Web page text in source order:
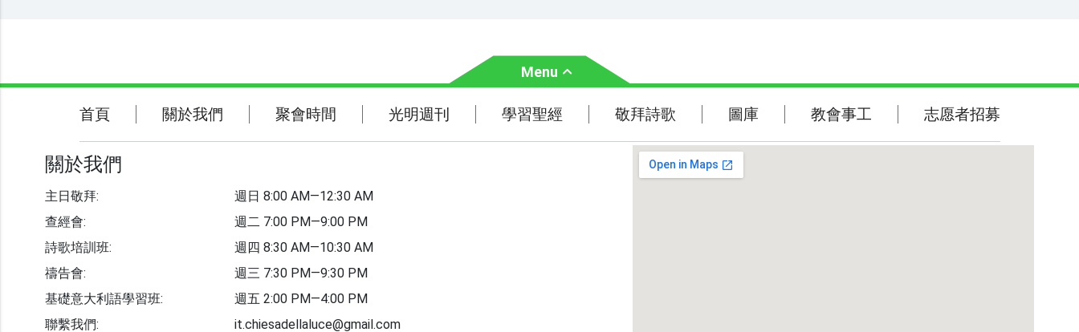
告訴你們，凡你們禱告祈求的，無論是什麼，只要信是得著的，就
必得著。（馬可福音11:24） 7.在禱告之間常常懇求，或者照神的
你們沒有奉我的名求什麼，如今你們求，就必得著，叫你們的喜樂
著，叫你們的喜樂可以滿足。（約翰福音16:24） 6.應當一無掛
立比書4:6） 7.親愛的弟兄啊，我們的心若不責備我們，就可以向
他的命令，行他所喜悅的事。（約翰壹書3:21-22）
Menu
關於我們
聯繫我們
聚會時間 光明週刊 學習聖經
主題經文
敬拜詩歌
聖經金句
首頁 關於我們 聚會時間 光明週刊 學習聖經 敬拜詩歌 圖庫 教會事工 志愿者招募
關於我們
主日敬拜:
查經會:
詩歌培訓班:
禱告會:
基礎意大利語學習班:
聯繫我們:
週日 8:00 AM—12:30 AM
週二 7:00 PM—9:00 PM
週四 8:30 AM—10:30 AM
週三 7:30 PM—9:30 PM
週五 2:00 PM—4:00 PM
it.chiesadellaluce@gmail.com